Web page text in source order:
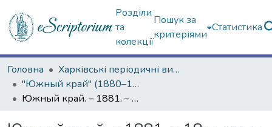
Розділи
та
колекції
Пошук за
критеріями
Статистика
Головна
Харківські періодичні видання
"Южный край" (1880–1919 гг.)
Южный край. – 1881. – 18 апреля (№ 100)